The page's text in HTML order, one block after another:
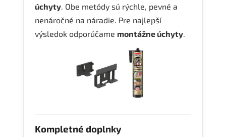
úchyty. Obe metódy sú rýchle, pevné a
nenáročné na náradie. Pre najlepší
výsledok odporúčame montážne úchyty.
Kompletné doplnky